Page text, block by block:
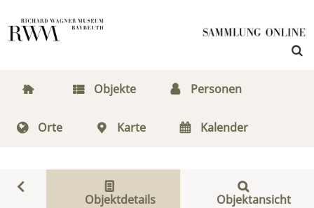
Objekte Personen
Orte Karte Kalender
Objektdetails Objektansicht